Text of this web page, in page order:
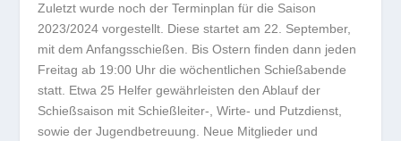
Zuletzt wurde noch der Terminplan für die Saison
2023/2024 vorgestellt. Diese startet am 22. September,
mit dem Anfangsschießen. Bis Ostern finden dann jeden
Freitag ab 19:00 Uhr die wöchentlichen Schießabende
statt. Etwa 25 Helfer gewährleisten den Ablauf der
Schießsaison mit Schießleiter-, Wirte- und Putzdienst,
sowie der Jugendbetreuung. Neue Mitglieder und